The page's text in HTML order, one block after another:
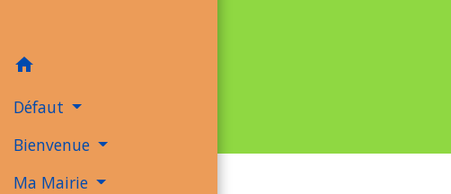
home
Défaut
Bienvenue
Ma Mairie